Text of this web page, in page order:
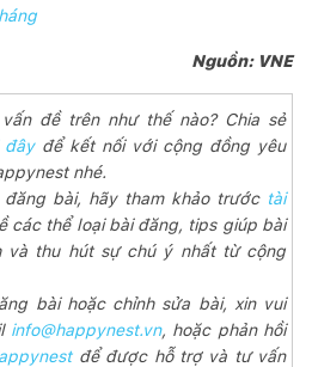
Nguồn: VNE
đề trên như thế nào? Chia sẻ
đâyđể kết nối với cộng đồng yêu
nhé.
bài, hãy tham khảo trướctài
các thể loại bài đăng, tips giúp bài
và thu hút sự chú ý nhất từ cộng
bài hoặc chỉnh sửa bài, xin vui
info@happynest.vn, hoặc phản hồi
để được hỗ trợ và tư vấn